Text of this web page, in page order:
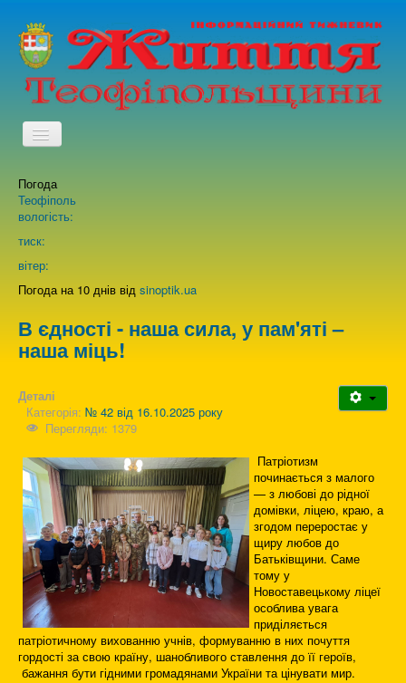
TPL_PROTOSTAR_TOGGLE_MENU
Про нас
Зворотній зв'язок
Погода
Теофіполь
вологість:
тиск:
вітер:
Погода на 10 днів від sinoptik.ua
В єдності - наша сила, у пам'яті –
наша міць!
Деталі
Категорія: № 42 від 16.10.2025 року
Перегляди: 1379
Патріотизм
починається з малого
— з любові до рідної
домівки, ліцею, краю, а
згодом переростає у
щиру любов до
Батьківщини. Саме
тому у
Новоставецькому ліцеї
особлива увага
приділяється
патріотичному вихованню учнів, формуванню в них почуття
гордості за свою країну, шанобливого ставлення до її героїв,
бажання бути гідними громадянами України та цінувати мир.